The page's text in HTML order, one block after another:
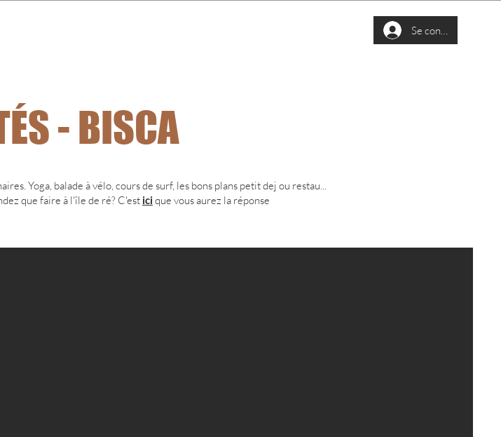
Se connecter
- BISCA
Yoga, balade à vélo, cours de surf, les bons plans petit dej ou restau...
que faire à l'île de ré? C'est icique vous aurez la réponse